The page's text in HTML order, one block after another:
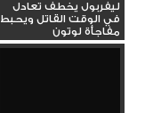
ليفربول يخطف تعادل
في الوقت القاتل ويحبط
مفاجأة لوتون